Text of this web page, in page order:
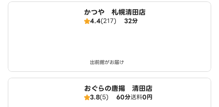
かつや 札幌清田店
4.4(217) 32分
出前館がお届け
おぐらの唐揚 清田店
3.8(5) 60分送料0円